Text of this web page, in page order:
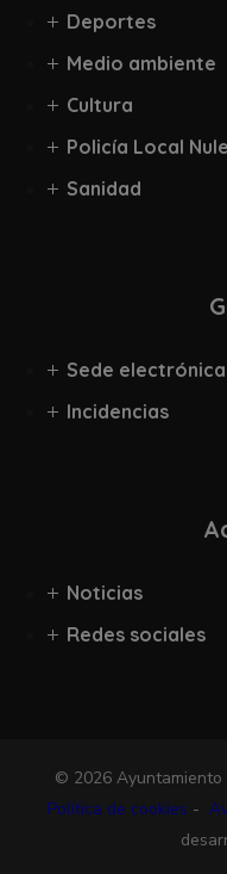
Deportes
Medio ambiente
Cultura
Policía Local
Sanidad
Sede electrónica
Incidencias
Noticias
Redes sociales
© 2026 Ayuntamiento
Política de cookies -